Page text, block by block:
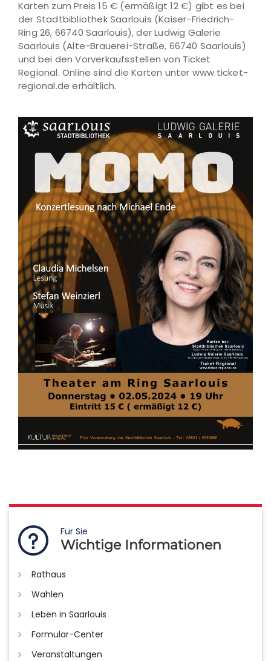
Karten zum Preis 15 € (ermäßigt 12 €) gibt es bei
der Stadtbibliothek Saarlouis (Kaiser-Friedrich-
Ring 26, 66740 Saarlouis), der Ludwig Galerie
Saarlouis (Alte-Brauerei-Straße, 66740 Saarlouis)
und bei den Vorverkaufsstellen von Ticket
Regional. Online sind die Karten unter www.ticket-
regional.de erhältlich.
Für Sie
Wichtige Informationen
Rathaus
Wahlen
Leben in Saarlouis
Formular-Center
Veranstaltungen